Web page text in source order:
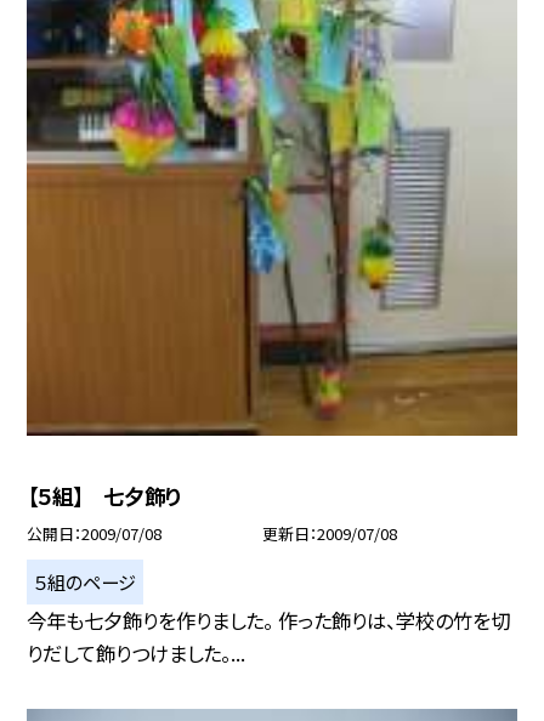
【５組】 七夕飾り
公開日 2009/07/08 更新日 2009/07/08
５組のページ
今年も七夕飾りを作りました。 作った飾りは、学校の竹を切
りだして飾りつけました。...